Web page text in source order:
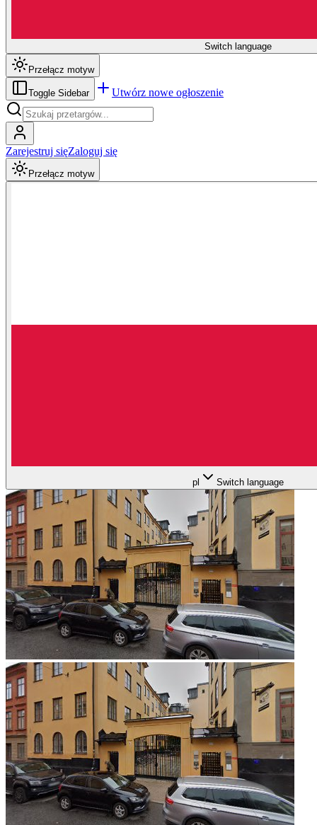
Switch language
Przełącz motyw
Toggle Sidebar Utwórz nowe ogłoszenie
Zarejestruj sięZaloguj się
Przełącz motyw
pl Switch language